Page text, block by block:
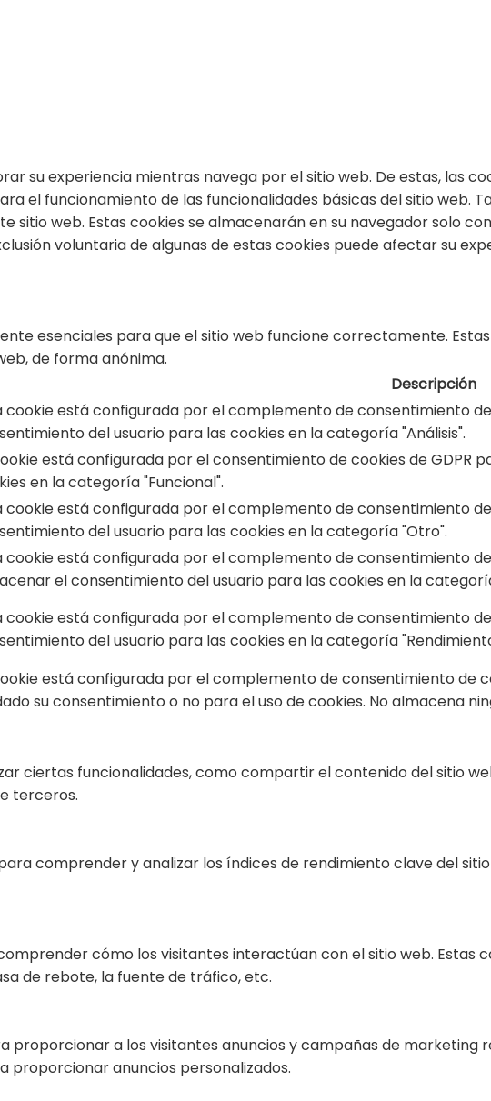
su experiencia mientras navega por el sitio web. De estas, las
el funcionamiento de las funcionalidades básicas del sitio web.
sitio web. Estas cookies se almacenarán en su navegador solo
voluntaria de algunas de estas cookies puede afectar su
esenciales para que el sitio web funcione correctamente.
de forma anónima.
Descripción
cookie está configurada por el complemento de consentimiento
del usuario para las cookies en la categoría "Análisis".
está configurada por el consentimiento de cookies de GDPR
en la categoría "Funcional".
cookie está configurada por el complemento de consentimiento
del usuario para las cookies en la categoría "Otro".
cookie está configurada por el complemento de consentimiento de
el consentimiento del usuario para las cookies en la
cookie está configurada por el complemento de consentimiento
del usuario para las cookies en la categoría
está configurada por el complemento de consentimiento de
su consentimiento o no para el uso de cookies. No almacena
ciertas funcionalidades, como compartir el contenido del sitio
terceros.
comprender y analizar los índices de rendimiento clave del
cómo los visitantes interactúan con el sitio web.
de rebote, la fuente de tráfico, etc.
proporcionar a los visitantes anuncios y campañas de marketing
proporcionar anuncios personalizados.